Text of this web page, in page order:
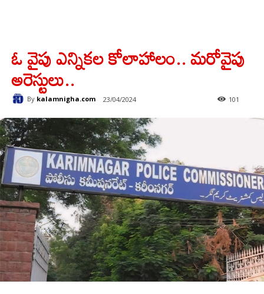
ఓ వైపు ఎన్నికల కోలాహాలం.. మరోవైపు
అరెస్టులు..
By kalamnigha.com 23/04/2024 101